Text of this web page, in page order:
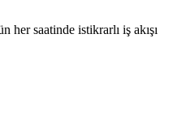
her saatinde istikrarlı iş akışı